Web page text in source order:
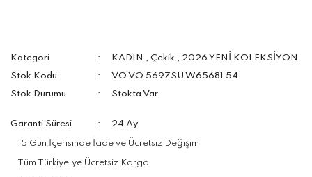
Kategori KADIN ,Çekik , 2026 YENİ KOLEKSİYON
Stok Kodu
VO VO 5697SU W65681 54
Stok Durumu
Stokta Var
Garanti Süresi 24 Ay
15 Gün İçerisinde İade ve Ücretsiz Değişim
Tüm Türkiye'ye Ücretsiz Kargo